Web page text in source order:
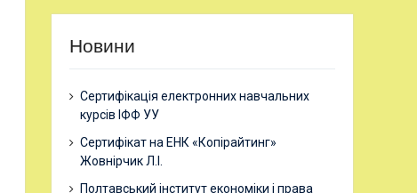
Новини
Сертифікація електронних навчальних
курсів ІФФ УУ
Сертифікат на ЕНК «Копірайтинг»
Жовнірчик Л.І.
Полтавський інститут економіки і права